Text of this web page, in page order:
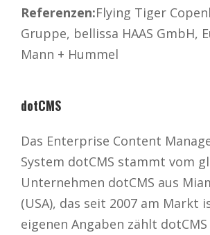
Referenzen:Flying Tiger
Gruppe, bellissa HAAS GmbH,
Mann + Hummel
dotCMS
Das Enterprise Content
System dotCMS stammt vom
Unternehmen dotCMS aus
(USA), das seit 2007 am Markt
eigenen Angaben zählt